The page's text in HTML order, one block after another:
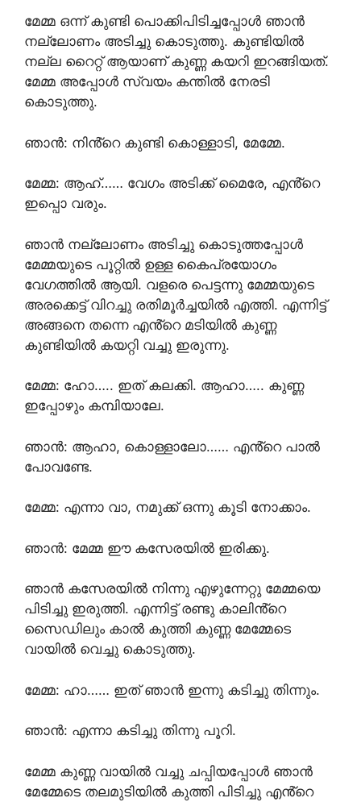
മേമ്മ ഒന്ന് കുണ്ടി പൊക്കിപിടിച്ചപ്പോൾ ഞാൻ
നല്ലോണം അടിച്ചു കൊടുത്തു. കുണ്ടിയിൽ
നല്ല റൈറ്റ് ആയാണ് കുണ്ണ കയറി ഇറങ്ങിയത്.
മേമ്മ അപ്പോൾ സ്വയം കന്തിൽ നേരടി
കൊടുത്തു.
ഞാൻ: നിൻ്റെ കുണ്ടി കൊള്ളാടി, മേമ്മേ.
മേമ്മ: ആഹ്…… വേഗം അടിക്ക് മൈരേ, എൻ്റെ
ഇപ്പൊ വരും.
ഞാൻ നല്ലോണം അടിച്ചു കൊടുത്തപ്പോൾ
മേമ്മയുടെ പൂറ്റിൽ ഉള്ള കൈപ്രയോഗം
വേഗത്തിൽ ആയി. വളരെ പെട്ടന്നു മേമ്മയുടെ
അരക്കെട്ട് വിറച്ചു രതിമൂർച്ചയിൽ എത്തി. എന്നിട്ട്
അങ്ങനെ തന്നെ എൻ്റെ മടിയിൽ കുണ്ണ
കുണ്ടിയിൽ കയറ്റി വച്ചു ഇരുന്നു.
മേമ്മ: ഹോ….. ഇത് കലക്കി. ആഹാ….. കുണ്ണ
ഇപ്പോഴും കമ്പിയാലേ.
ഞാൻ: ആഹാ, കൊള്ളാലോ…… എൻ്റെ പാൽ
പോവണ്ടേ.
മേമ്മ: എന്നാ വാ, നമുക്ക് ഒന്നു കൂടി നോക്കാം.
ഞാൻ: മേമ്മ ഈ കസേരയിൽ ഇരിക്കു.
ഞാൻ കസേരയിൽ നിന്നു എഴുന്നേറ്റു മേമ്മയെ
പിടിച്ചു ഇരുത്തി. എന്നിട്ട് രണ്ടു കാലിൻ്റെ
സൈഡിലും കാൽ കുത്തി കുണ്ണ മേമ്മേടെ
വായിൽ വെച്ചു കൊടുത്തു.
മേമ്മ: ഹാ…… ഇത് ഞാൻ ഇന്നു കടിച്ചു തിന്നും.
ഞാൻ: എന്നാ കടിച്ചു തിന്നു പൂറി.
മേമ്മ കുണ്ണ വായിൽ വച്ചു ചപ്പിയപ്പോൾ ഞാൻ
മേമ്മേടെ തലമുടിയിൽ കുത്തി പിടിച്ചു എൻ്റെ